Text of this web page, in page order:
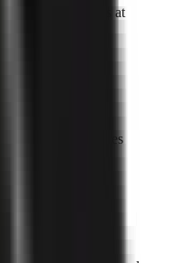
and list videos at
product-use scenes